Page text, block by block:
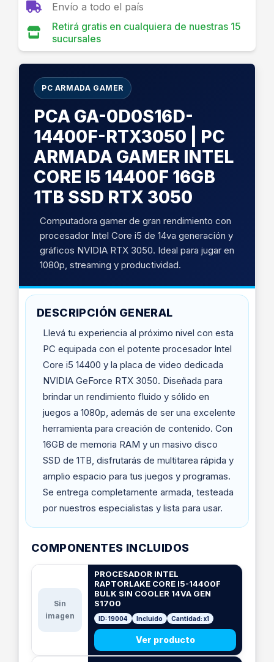
Envío a todo el país
Retirá gratis en cualquiera de nuestras 15
sucursales
PC ARMADA GAMER
PCA GA-0D0S16D-
14400F-RTX3050 | PC
ARMADA GAMER INTEL
CORE I5 14400F 16GB
1TB SSD RTX 3050
Computadora gamer de gran rendimiento con
procesador Intel Core i5 de 14va generación y
gráficos NVIDIA RTX 3050. Ideal para jugar en
1080p, streaming y productividad.
DESCRIPCIÓN GENERAL
Llevá tu experiencia al próximo nivel con esta
PC equipada con el potente procesador Intel
Core i5 14400 y la placa de video dedicada
NVIDIA GeForce RTX 3050. Diseñada para
brindar un rendimiento fluido y sólido en
juegos a 1080p, además de ser una excelente
herramienta para creación de contenido. Con
16GB de memoria RAM y un masivo disco
SSD de 1TB, disfrutarás de multitarea rápida y
amplio espacio para tus juegos y programas.
Se entrega completamente armada, testeada
por nuestros especialistas y lista para usar.
COMPONENTES INCLUIDOS
Sin
imagen
PROCESADOR INTEL
RAPTORLAKE CORE I5-14400F
BULK SIN COOLER 14VA GEN
S1700
ID: 19004 Incluido Cantidad: x1
Ver producto